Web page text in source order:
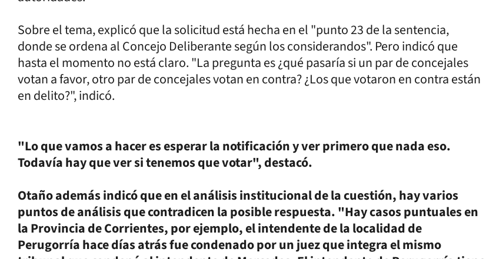
Sobre el tema, explicó que la solicitud está hecha en el "punto 23 de la sentencia,
donde se ordena al Concejo Deliberante según los considerandos". Pero indicó que
hasta el momento no está claro. "La pregunta es ¿qué pasaría si un par de concejales
votan a favor, otro par de concejales votan en contra? ¿Los que votaron en contra están
en delito?", indicó.
"Lo que vamos a hacer es esperar la notificación y ver primero que nada eso.
Todavía hay que ver si tenemos que votar", destacó.
Otaño además indicó que en el análisis institucional de la cuestión, hay varios
puntos de análisis que contradicen la posible respuesta. "Hay casos puntuales en
la Provincia de Corrientes, por ejemplo, el intendente de la localidad de
Perugorría hace días atrás fue condenado por un juez que integra el mismo